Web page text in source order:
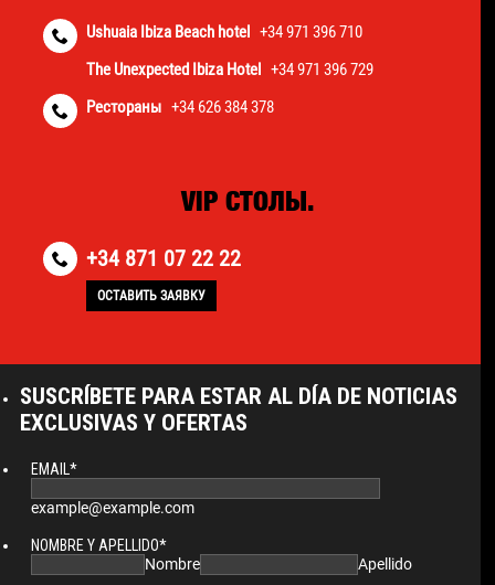
Ushuaia Ibiza Beach hotel
+34 971 396 710
The Unexpected Ibiza Hotel
+34 971 396 729
Рестораны +34 626 384 378
VIP СТОЛЫ.
+34 871 07 22 22
ОСТАВИТЬ ЗАЯВКУ